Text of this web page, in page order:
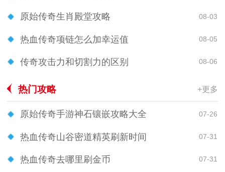
原始传奇生肖殿堂攻略 08-03
热血传奇项链怎么加幸运值 08-05
传奇攻击力和切割力的区别 08-06
热门攻略 +更多
原始传奇手游神石镶嵌攻略大全 07-26
热血传奇山谷密道精英刷新时间 07-31
热血传奇去哪里刷金币 07-31